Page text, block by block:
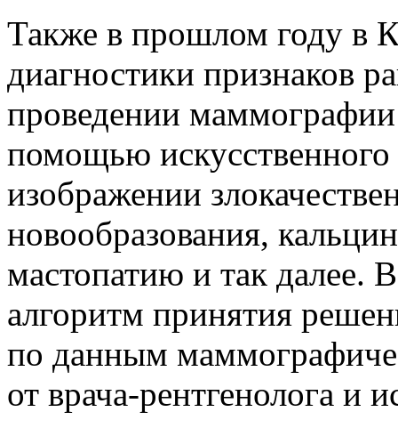
Также в прошлом году в
диагностики признаков
проведении маммографии
помощью искусственного
изображении
новообразования,
мастопатию и так далее.
алгоритм принятия
по данным
от врача-рентгенолога и